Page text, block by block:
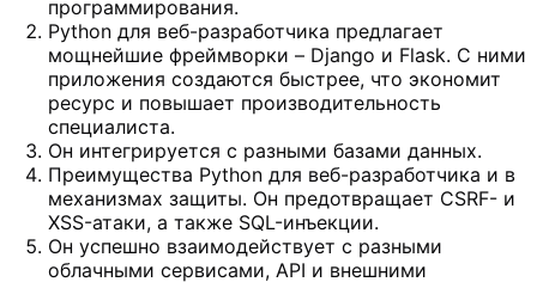
программирования.
Python для веб-разработчика предлагает
мощнейшие фреймворки – Django и Flask. С ними
приложения создаются быстрее, что экономит
ресурс и повышает производительность
специалиста.
Он интегрируется с разными базами данных.
Преимущества Python для веб-разработчика и в
механизмах защиты. Он предотвращает CSRF- и
XSS-атаки, а также SQL-инъекции.
Он успешно взаимодействует с разными
облачными сервисами, API и внешними